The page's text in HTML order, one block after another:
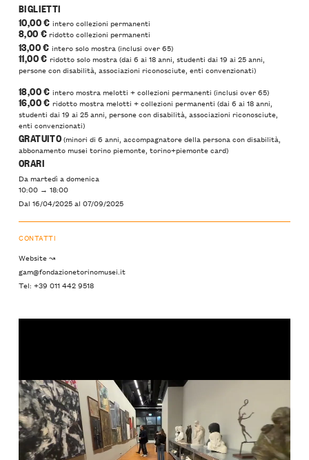
BIGLIETTI
10,00 € intero collezioni permanenti
8,00 €ridotto collezioni permanenti
13,00 € intero solo mostra (inclusi over 65)
11,00 € ridotto solo mostra (dai 6 ai 18 anni, studenti dai 19 ai 25 anni,
persone con disabilità, associazioni riconosciute, enti convenzionati)
18,00 € intero mostra melotti + collezioni permanenti (inclusi over 65)
16,00 € ridotto mostra melotti + collezioni permanenti (dai 6 ai 18 anni,
studenti dai 19 ai 25 anni, persone con disabilità, associazioni riconosciute,
enti convenzionati)
GRATUITO(minori di 6 anni, accompagnatore della persona con disabilità,
abbonamento musei torino piemonte, torino+piemonte card)
ORARI
Da martedì a domenica
10:00 → 18:00
Dal 16/04/2025al 07/09/2025
CONTATTI
Website ↝
gam@fondazionetorinomusei.it
Tel: +39 011 442 9518